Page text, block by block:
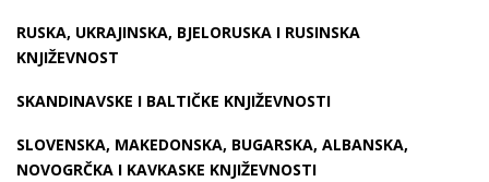
RUSKA, UKRAJINSKA, BJELORUSKA I RUSINSKA
KNJIŽEVNOST
SKANDINAVSKE I BALTIČKE KNJIŽEVNOSTI
SLOVENSKA, MAKEDONSKA, BUGARSKA, ALBANSKA,
NOVOGRČKA I KAVKASKE KNJIŽEVNOSTI